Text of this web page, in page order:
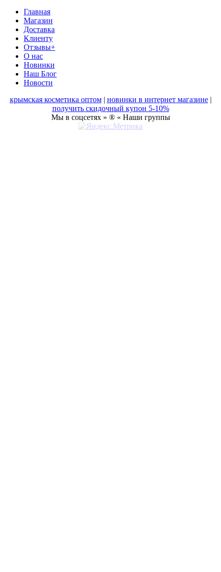
Главная
Магазин
Доставка
Клиенту
Отзывы+
О нас
Новинки
Наш Блог
Новости
крымская косметика оптом| новинки в интернет магазине|
получить скидочный купон 5-10%
Мы в соцсетях » ® « Наши группы